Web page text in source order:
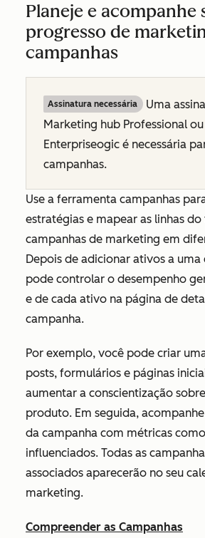
Planeje e acompanhe
progresso de
campanhas
Assinatura necessária Uma
Marketing hub Professional ou
Enterpriseogic é necessária
campanhas.
Use a ferramenta campanhas
estratégias e mapear as linhas
campanhas de marketing em
Depois de adicionar ativos a uma
pode controlar o desempenho
e de cada ativo na página de
campanha.
Por exemplo, você pode criar
posts, formulários e páginas
aumentar a conscientização
produto. Em seguida,
da campanha com métricas
influenciados. Todas as
associados aparecerão no seu
marketing.
Compreender as Campanhas